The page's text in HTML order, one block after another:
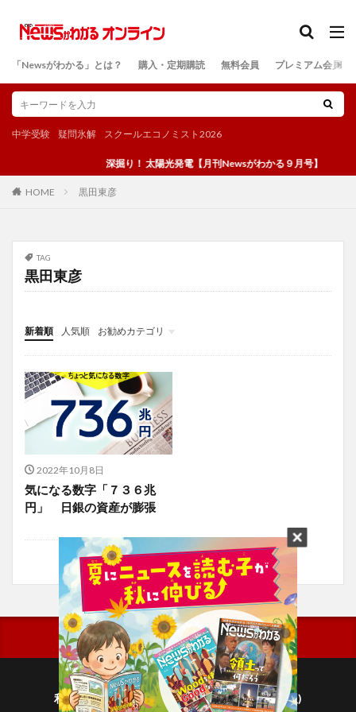
「Newsがわかる」とは？ 購入・定期購読 無料会員 プレミアム会員
中学受験 疑問氷解 スクールエコノミスト2026
深掘り！ 太陽光発電【月刊Newsがわかる９月号】
HOME 黒田東彦
TAG
黒田東彦
新着順 人気順
お勧めカテゴリ
投稿
学び
マンガ
電子書籍
2022年10月8日
気になる数字「７３６兆
円」 日銀の資産が膨張
利用規約
プライバシーポリシー(毎日新聞出版)
検索